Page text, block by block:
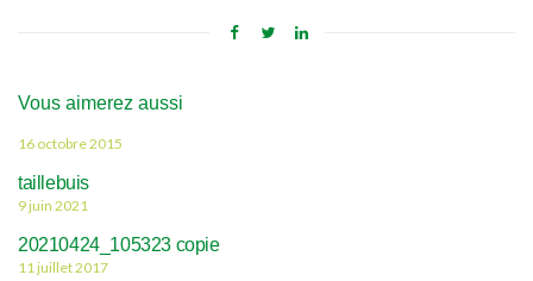
Vous aimerez aussi
16 octobre 2015
taillebuis
9 juin 2021
20210424_105323 copie
11 juillet 2017